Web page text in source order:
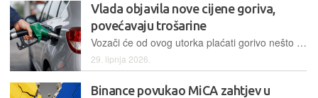
Vlada objavila nove cijene goriva,
povećavaju trošarine
Vozači će od ovog utorka plaćati gorivo nešto jeftinije, iako je Vlada korigirala trošarine prema cijenama koje su vrijedile prije energetske krize
29. lipnja 2026.
Binance povukao MiCA zahtjev u